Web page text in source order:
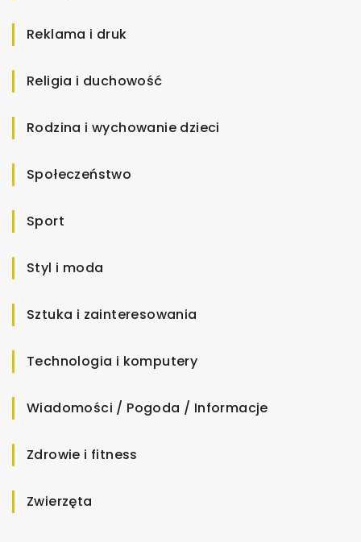
Reklama i druk
Religia i duchowość
Rodzina i wychowanie dzieci
Społeczeństwo
Sport
Styl i moda
Sztuka i zainteresowania
Technologia i komputery
Wiadomości / Pogoda / Informacje
Zdrowie i fitness
Zwierzęta